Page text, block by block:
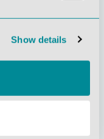
Show details